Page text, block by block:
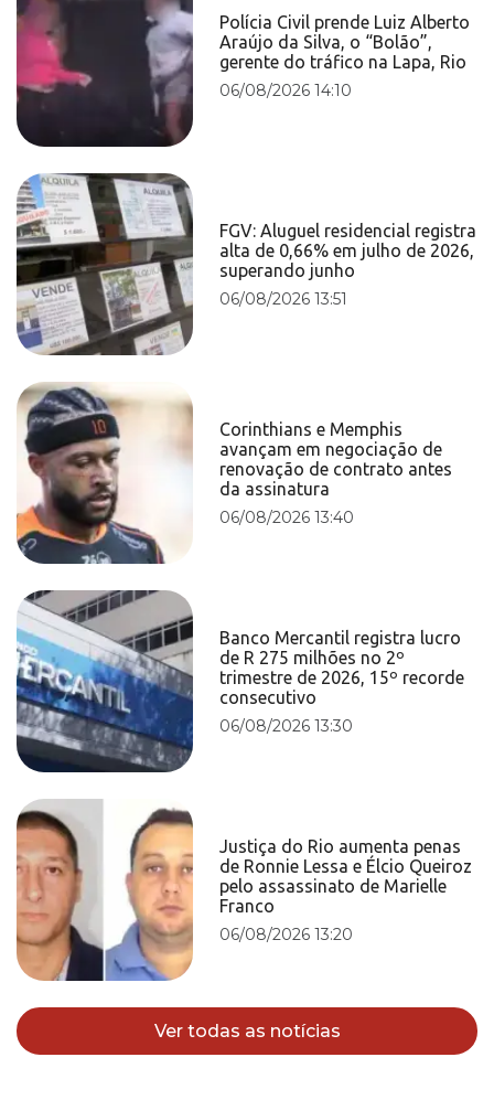
Polícia Civil prende Luiz Alberto
Araújo da Silva, o “Bolão”,
gerente do tráfico na Lapa, Rio
06/08/2026 14:10
FGV: Aluguel residencial registra
alta de 0,66% em julho de 2026,
superando junho
06/08/2026 13:51
Corinthians e Memphis
avançam em negociação de
renovação de contrato antes
da assinatura
06/08/2026 13:40
Banco Mercantil registra lucro
de R 275 milhões no 2º
trimestre de 2026, 15º recorde
consecutivo
06/08/2026 13:30
Justiça do Rio aumenta penas
de Ronnie Lessa e Élcio Queiroz
pelo assassinato de Marielle
Franco
06/08/2026 13:20
Ver todas as notícias